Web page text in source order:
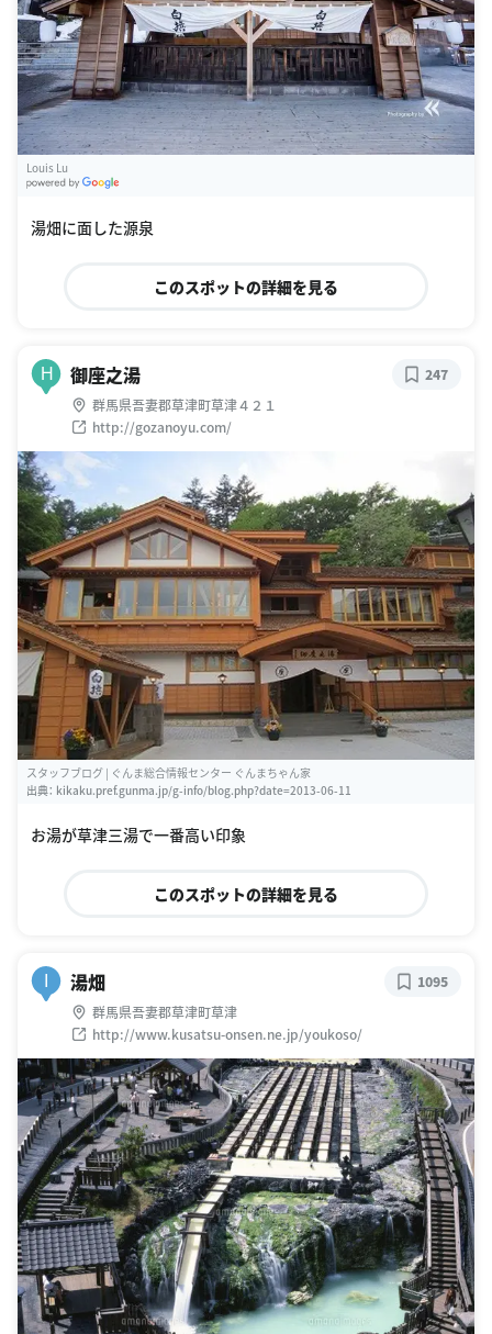
Louis Lu
湯畑に面した源泉
このスポットの詳細を見る
H 御座之湯
群馬県吾妻郡草津町草津４２１
http://gozanoyu.com/
247
スタッフブログ | ぐんま総合情報センター ぐんまちゃん家
出典： kikaku.pref.gunma.jp/g-info/blog.php?date=2013-06-11
お湯が草津三湯で一番高い印象
このスポットの詳細を見る
I 湯畑
群馬県吾妻郡草津町草津
http://www.kusatsu-onsen.ne.jp/youkoso/
1095